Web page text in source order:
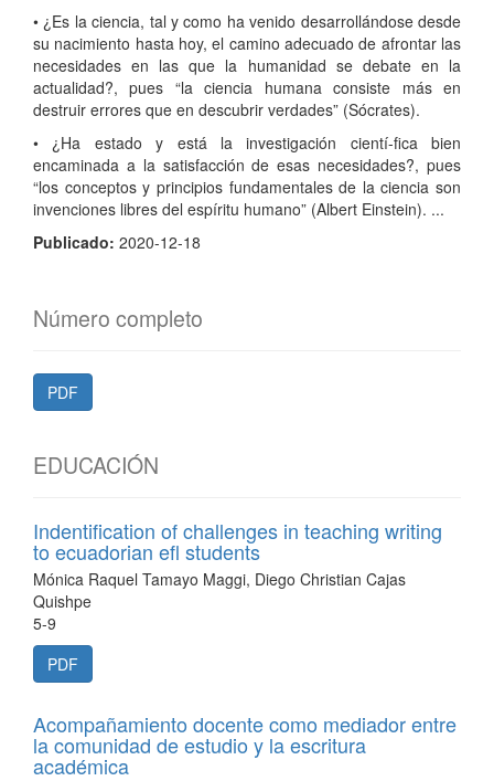
• ¿Es la ciencia, tal y como ha venido desarrollándose desde
su nacimiento hasta hoy, el camino adecuado de afrontar las
necesidades en las que la humanidad se debate en la
actualidad?, pues “la ciencia humana consiste más en
destruir errores que en descubrir verdades” (Sócrates).
• ¿Ha estado y está la investigación cientí-fica bien
encaminada a la satisfacción de esas necesidades?, pues
“los conceptos y principios fundamentales de la ciencia son
invenciones libres del espíritu humano” (Albert Einstein). ...
Publicado: 2020-12-18
Número completo
PDF
EDUCACIÓN
Indentification of challenges in teaching writing
to ecuadorian efl students
Mónica Raquel Tamayo Maggi, Diego Christian Cajas
Quishpe
5-9
PDF
Acompañamiento docente como mediador entre
la comunidad de estudio y la escritura
académica